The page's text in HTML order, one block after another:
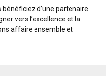
bénéficiez d’une partenaire
vers l’excellence et la
affaire ensemble et